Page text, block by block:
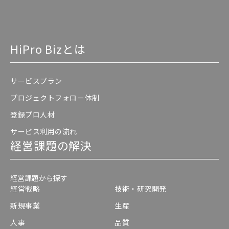
HiPro Bizとは
サービスプラン
プロジェクトフォロー体制
登録プロ人材
サービス利用の流れ
経営課題の解決
経営課題から探す
経営戦略
新規事業
人事
技術・研究開発
生産
品質